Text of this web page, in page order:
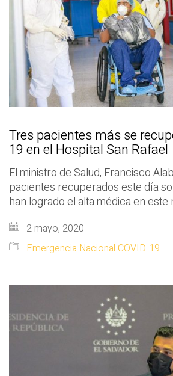
Tres pacientes más se
19 en el Hospital San Rafael
El ministro de Salud, Francisco
pacientes recuperados este día
han logrado el alta médica en este
2 mayo, 2020
Emergencia Nacional COVID-19